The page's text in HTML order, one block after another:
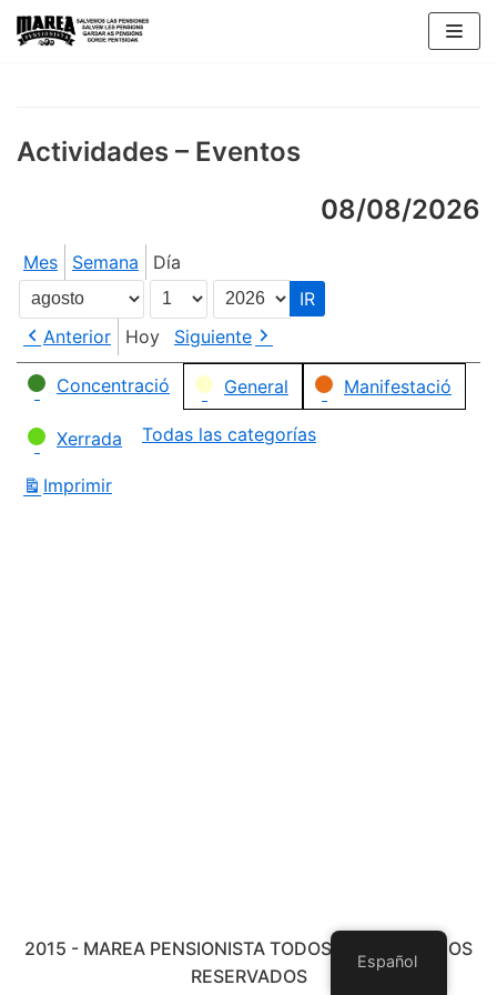
Saltar
Actividades – Eventos
08/08/2026
Mes Semana Día
Mes
Día
Año
Anterior
Hoy
Siguiente
Categorías
Concentració General Manifestació
Xerrada Todas las categorías
Imprimir
2015 - MAREA PENSIONISTA TODOS LOS DERECHOS
RESERVADOS
Español